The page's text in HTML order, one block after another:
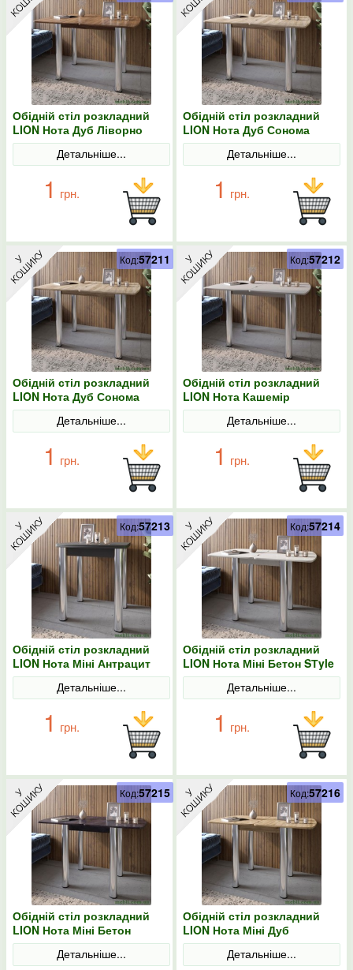
Обідній стіл розкладний
LION Нота Дуб Ліворно
60x90/90x120
Детальніше...
1 грн.
Обідній стіл розкладний
LION Нота Дуб Сонома
60x90/90x120
Детальніше...
1 грн.
Обідній стіл розкладний
LION Нота Дуб Сонома
трюфель 60x90/90x120
Детальніше...
1 грн.
Код:57211
Обідній стіл розкладний
LION Нота Кашемір
60x90/90x120
Детальніше...
1 грн.
Код:57212
Обідній стіл розкладний
LION Нота Міні Антрацит
60x70/70x120
Детальніше...
1 грн.
Код:57213
Обідній стіл розкладний
LION Нота Міні Бетон SТyle
60x70/70x120
Детальніше...
1 грн.
Код:57214
Обідній стіл розкладний
LION Нота Міні Бетон
темний 60x70/70x120
Детальніше...
Код:57215
Обідній стіл розкладний
LION Нота Міні Дуб
Аппалачі 60x70/70x120
Детальніше...
Код:57216